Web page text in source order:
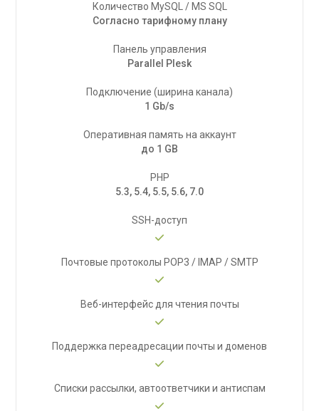
Количество MySQL / MS SQL
Согласно тарифному плану
Панель управления
Parallel Plesk
Подключение (ширина канала)
1 Gb/s
Оперативная память на аккаунт
до 1 GB
PHP
5.3, 5.4, 5.5, 5.6, 7.0
SSH-доступ
Почтовые протоколы POP3 / IMAP / SMTP
Веб-интерфейс для чтения почты
Поддержка переадресации почты и доменов
Списки рассылки, автоответчики и антиспам